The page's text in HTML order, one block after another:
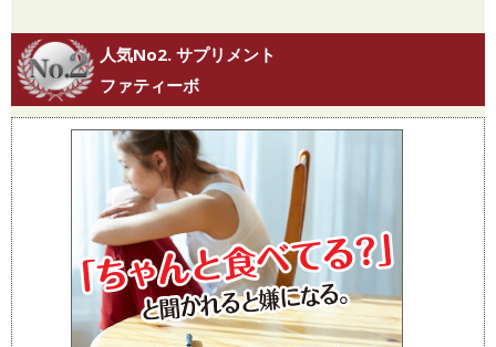
人気No2. サプリメント
ファティーボ